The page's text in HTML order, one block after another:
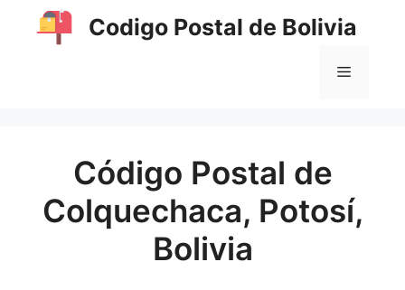
Saltar
Codigo Postal de Bolivia
MENÚ
Código Postal de
Colquechaca, Potosí,
Bolivia